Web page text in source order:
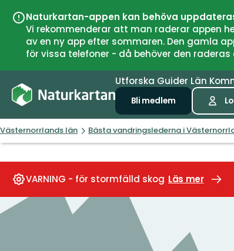
Naturkartan-appen kan behöva
Vi rekommenderar att man raderar appen
av en ny app efter sommaren. Den gamla
för vissa telefoner - då behöver den
Utforska Guider Län
Bli medlem
Västernorrlands län Bästa vandringslederna i
VARNING - för stormfälld skog Läs mer